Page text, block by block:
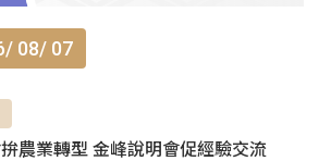
08/ 07
農業轉型 金峰說明會促經驗交流